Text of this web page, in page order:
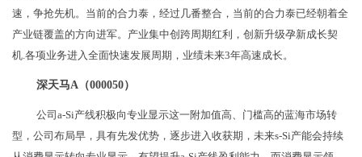
速，争抢先机。当前的合力泰，经过几番整合，当前的合力泰已经朝着全
产业链覆盖的方向进军。产业集中创跨周期红利，创新升级孕新成长契
机.各项业务进入全面快速发展周期，业绩未来3年高速成长。
深天马A（000050）
公司a-Si产线积极向专业显示这一附加值高、门槛高的蓝海市场转
型，公司布局早，具有先发优势，逐步进入收获期，未来s-Si产能会持续